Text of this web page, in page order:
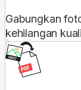
Gabungkan
kehilangan